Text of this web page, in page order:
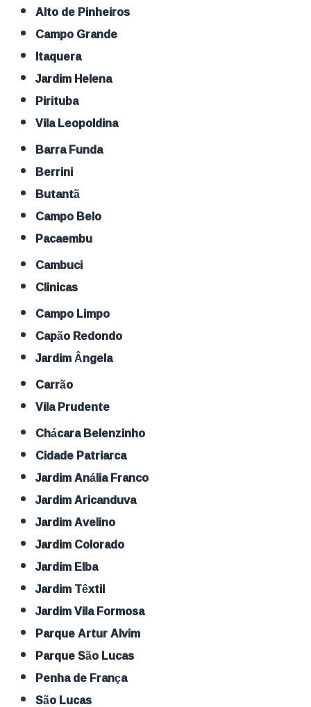
Alto de Pinheiros
Campo Grande
Itaquera
Jardim Helena
Pirituba
Vila Leopoldina
Barra Funda
Berrini
Butantã
Campo Belo
Pacaembu
Cambuci
Clinicas
Campo Limpo
Capão Redondo
Jardim Ângela
Carrão
Vila Prudente
Chácara Belenzinho
Cidade Patriarca
Jardim Anália Franco
Jardim Aricanduva
Jardim Avelino
Jardim Colorado
Jardim Elba
Jardim Têxtil
Jardim Vila Formosa
Parque Artur Alvim
Parque São Lucas
Penha de França
São Lucas